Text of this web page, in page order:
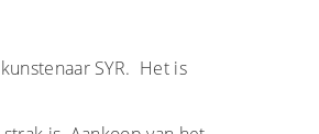
SYR. Het is